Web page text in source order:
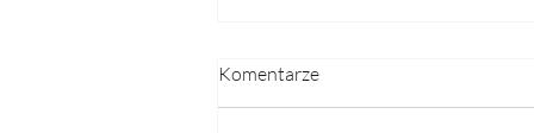
Komentarze